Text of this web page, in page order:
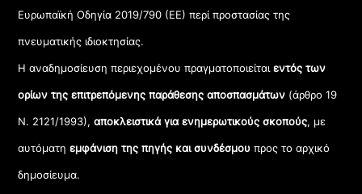
Ευρωπαϊκή Οδηγία 2019/790 (ΕΕ) περί προστασίας της
πνευματικής ιδιοκτησίας.
Η αναδημοσίευση περιεχομένου πραγματοποιείταιεντός των
ορίων της επιτρεπόμενης παράθεσης αποσπασμάτων (άρθρο 19
Ν. 2121/1993), αποκλειστικά για ενημερωτικούς σκοπούς, με
αυτόματηεμφάνιση της πηγής και συνδέσμου προς το αρχικό
δημοσίευμα.